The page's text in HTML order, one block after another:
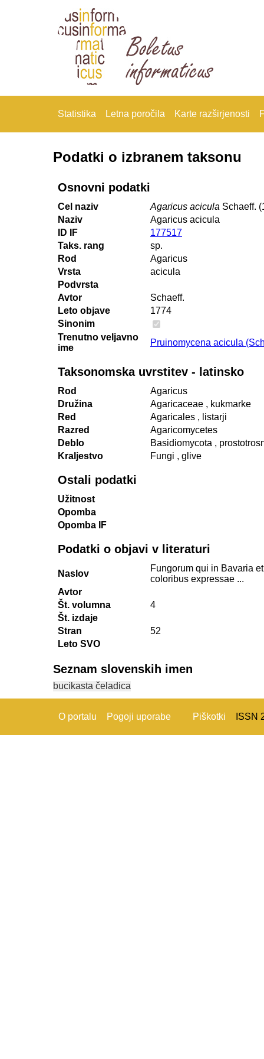
Statistika Letna poročila Karte razširjenosti
Podatki o izbranem taksonu
Osnovni podatki
Cel naziv Agaricus acicula Schaeff.
Naziv
Agaricus acicula
ID IF
177517
Taks. rang
sp.
Rod
Agaricus
Vrsta
acicula
Podvrsta
Avtor
Schaeff.
Leto objave
1774
Sinonim
Trenutno veljavno
ime
Pruinomycena acicula
Taksonomska uvrstitev - latinsko
Rod
Agaricus
Družina
Agaricaceae , kukmarke
Red
Agaricales , listarji
Razred
Agaricomycetes
Deblo
Basidiomycota ,
Kraljestvo
Fungi , glive
Ostali podatki
Užitnost
Opomba
Opomba IF
Podatki o objavi v literaturi
Naslov
Fungorum qui in Bavaria
coloribus expressae ...
Avtor
Št. volumna
4
Št. izdaje
Stran
52
Leto SVO
Seznam slovenskih imen
bucikasta čeladica
O portalu Pogoji uporabe Piškotki ISSN